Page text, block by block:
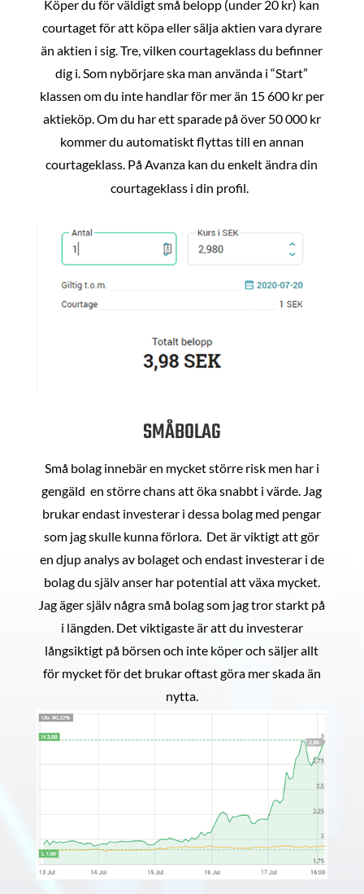
Köper du för väldigt små belopp (under 20 kr) kan
courtaget för att köpa eller sälja aktien vara dyrare
än aktien i sig. Tre, vilken courtageklass du befinner
dig i. Som nybörjare ska man använda i “Start”
klassen om du inte handlar för mer än 15 600 kr per
aktieköp. Om du har ett sparade på över 50 000 kr
kommer du automatiskt flyttas till en annan
courtageklass. På Avanza kan du enkelt ändra din
courtageklass i din profil.
SMÅBOLAG
Små bolag innebär en mycket större risk men har i
gengäld en större chans att öka snabbt i värde. Jag
brukar endast investerar i dessa bolag med pengar
som jag skulle kunna förlora. Det är viktigt att gör
en djup analys av bolaget och endast investerar i de
bolag du själv anser har potential att växa mycket.
Jag äger själv några små bolag som jag tror starkt på
i längden. Det viktigaste är att du investerar
långsiktigt på börsen och inte köper och säljer allt
för mycket för det brukar oftast göra mer skada än
nytta.